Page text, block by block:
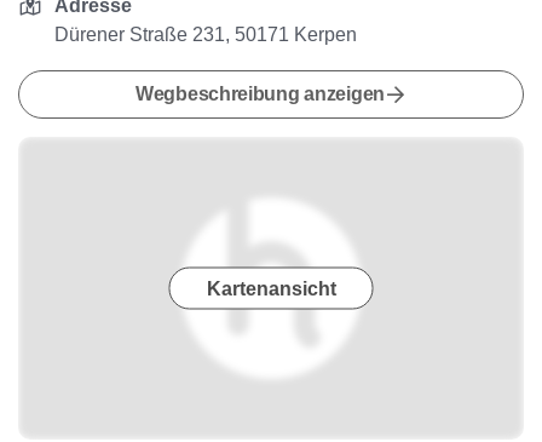
Adresse
Dürener Straße 231, 50171 Kerpen
Wegbeschreibung anzeigen
Kartenansicht